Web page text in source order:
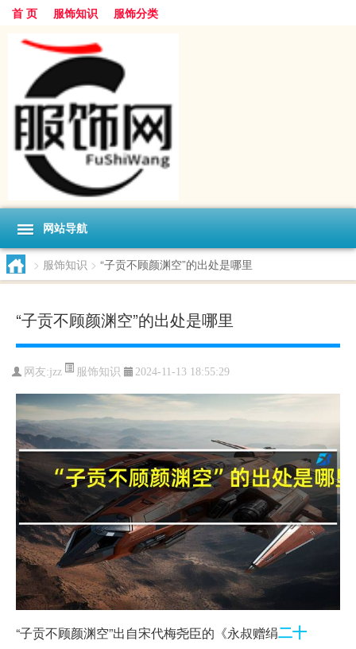
首 页 服饰知识 服饰分类
网站导航
> 服饰知识 > “子贡不顾颜渊空”的出处是哪里
“子贡不顾颜渊空”的出处是哪里
网友:jzz 服饰知识 2024-11-13 18:55:29
“子贡不顾颜渊空”出自宋代梅尧臣的《永叔赠绢二十